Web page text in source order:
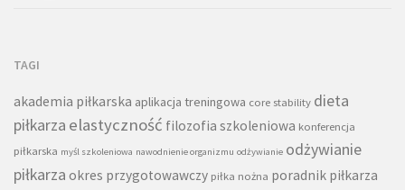
TAGI
akademia piłkarska aplikacja treningowa core stability dieta
piłkarza elastyczność filozofia szkoleniowa konferencja
piłkarska myśl szkoleniowa nawodnienie organizmu odżywianie odżywianie
piłkarza okres przygotowawczy piłka nożna poradnik piłkarza